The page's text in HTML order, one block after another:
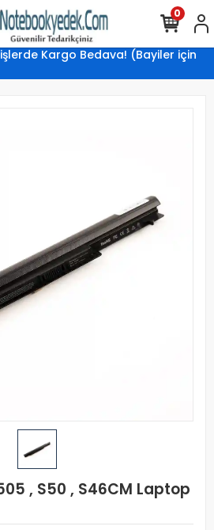
Kargo Bedava! (Bayiler için
0
, S50 , S46CM Laptop